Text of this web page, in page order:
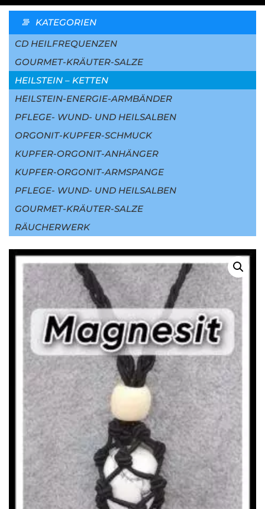
KATEGORIEN
CD HEILFREQUENZEN
GOURMET-KRÄUTER-SALZE
HEILSTEIN – KETTEN
HEILSTEIN-ENERGIE-ARMBÄNDER
PFLEGE- WUND- UND HEILSALBEN
ORGONIT-KUPFER-SCHMUCK
KUPFER-ORGONIT-ANHÄNGER
KUPFER-ORGONIT-ARMSPANGE
PFLEGE- WUND- UND HEILSALBEN
GOURMET-KRÄUTER-SALZE
RÄUCHERWERK